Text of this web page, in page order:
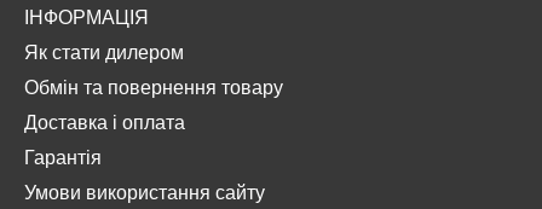
ІНФОРМАЦІЯ
Як стати дилером
Обмін та повернення товару
Доставка і оплата
Гарантія
Умови використання сайту